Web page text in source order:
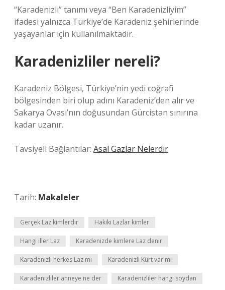
“Karadenizli” tanımı veya “Ben Karadenizliyim”
ifadesi yalnızca Türkiye’de Karadeniz şehirlerinde
yaşayanlar için kullanılmaktadır.
Karadenizliler nereli?
Karadeniz Bölgesi, Türkiye’nin yedi coğrafi
bölgesinden biri olup adını Karadeniz’den alır ve
Sakarya Ovası’nın doğusundan Gürcistan sınırına
kadar uzanır.
Tavsiyeli Bağlantılar: Asal Gazlar Nelerdir
Tarih: Makaleler
Gerçek Laz kimlerdir Hakiki Lazlar kimler
Hangi iller Laz Karadenizde kimlere Laz denir
Karadenizli herkes Laz mı Karadenizli Kürt var mı
Karadenizliler anneye ne der Karadenizliler hangi soydan